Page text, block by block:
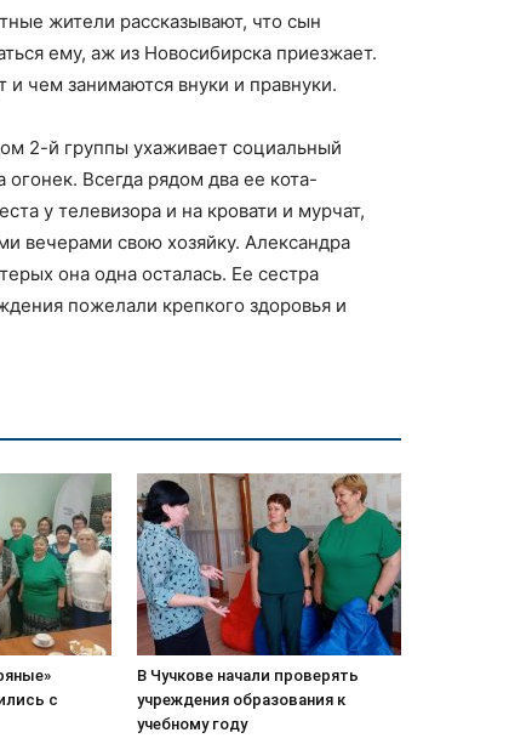
жители рассказывают, что сын
ему, аж из Новосибирска приезжает.
и чем занимаются внуки и правнуки.
2-й группы ухаживает социальный
Всегда рядом два ее кота-
у телевизора и на кровати и мурчат,
вечерами свою хозяйку. Александра
она одна осталась. Ее сестра
пожелали крепкого здоровья и
с
В Чучкове начали проверять
учреждения образования к
учебному году